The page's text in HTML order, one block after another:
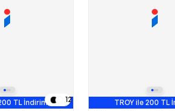
TL İndirim 12 TROY ile 200 TL